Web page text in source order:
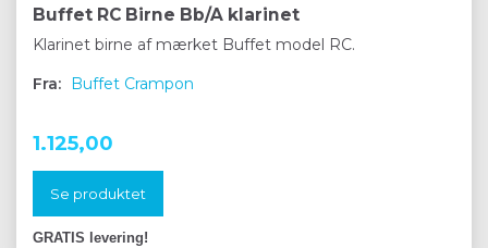
Buffet RC Birne Bb/A klarinet
Klarinet birne af mærket Buffet model RC.
Fra: Buffet Crampon
1.125,00
Se produktet
GRATIS levering!